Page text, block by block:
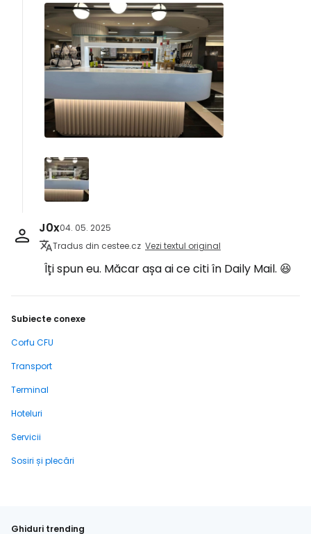
J0x04. 05. 2025
Tradus din cestee.cz Vezi textul original
Îți spun eu. Măcar așa ai ce citi în Daily Mail. 😆
Subiecte conexe
Corfu CFU
Transport
Terminal
Hoteluri
Servicii
Sosiri și plecări
Ghiduri trending